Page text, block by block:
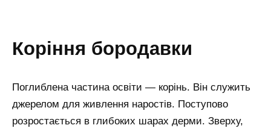
коріння бородавки
Поглиблена частина освіти — корінь. Він служить
джерелом для живлення наростів. Поступово
розростається в глибоких шарах дерми. Зверху,